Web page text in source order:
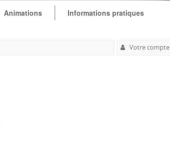
Animations Informations pratiques
Votre compte